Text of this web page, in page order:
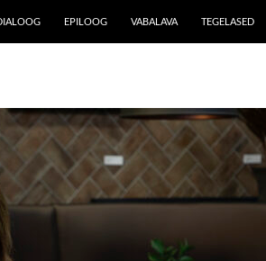
EPILOOG VABALAVA TEGELASED